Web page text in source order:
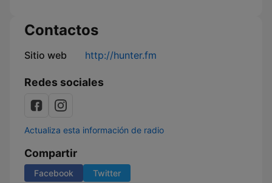
Contactos
Sitio web http://hunter.fm
Redes sociales
Actualiza esta información de radio
Compartir
Facebook Twitter